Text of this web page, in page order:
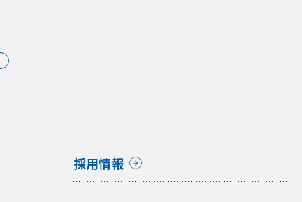
採用情報